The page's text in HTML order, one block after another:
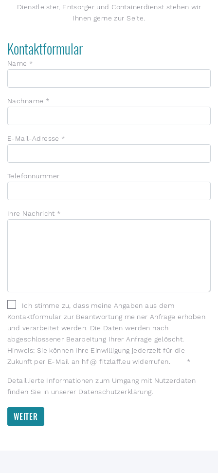
Dienstleister, Entsorger und Containerdienst stehen wir
Ihnen gerne zur Seite.
Kontaktformular
Name *
Nachname *
E-Mail-Adresse *
Telefonnummer
Ihre Nachricht *
Ich stimme zu, dass meine Angaben aus dem
Kontaktformular zur Beantwortung meiner Anfrage erhoben
und verarbeitet werden. Die Daten werden nach
abgeschlossener Bearbeitung Ihrer Anfrage gelöscht.
Hinweis: Sie können Ihre Einwilligung jederzeit für die
Zukunft per E-Mail an hf @ fitzlaff.eu widerrufen.
*
Detaillierte Informationen zum Umgang mit Nutzerdaten
finden Sie in unserer Datenschutzerklärung
WEITER